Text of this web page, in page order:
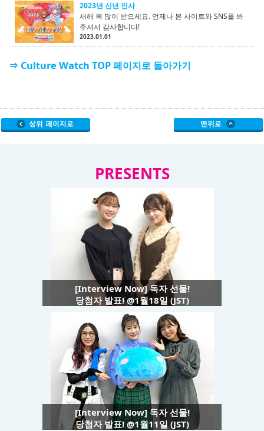
2023년 신년 인사
새해 복 많이 받으세요. 언제나 본 사이트와 SNS를 봐
주셔서 감사합니다!
2023.01.01
⇒ Culture Watch TOP 페이지로 돌아가기
PRESENTS
[Interview Now] 독자 선물!
당첨자 발표! @1월18일 (JST)
[Interview Now] 독자 선물!
당첨자 발표! @1월11일 (JST)